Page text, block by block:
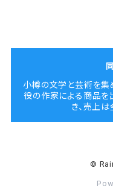
小樽の文学と芸術を集
役の作家による商品を
き、売上
©